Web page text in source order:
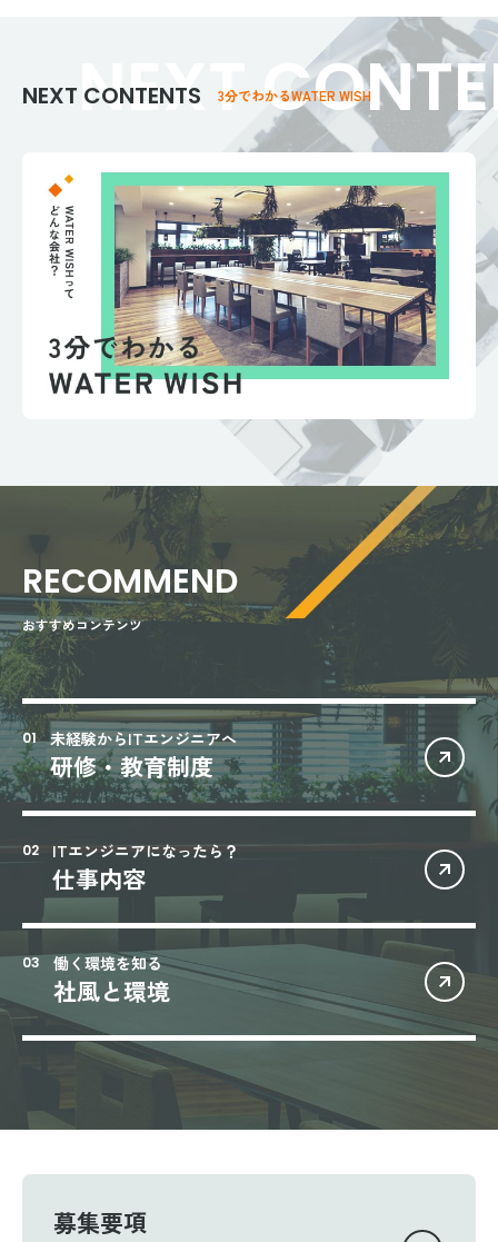
NEXT CONTENTS 3分でわかるWATER WISH
NEXTCONTE
RECOMMEND
おすすめコンテンツ
未経験からITエンジニアへ
研修・教育制度
ITエンジニアになったら？
仕事内容
働く環境を知る
社風と環境
募集要項